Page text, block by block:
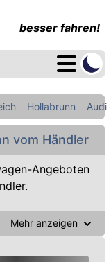
besser fahren!
Hollabrunn Audi
vom Händler
Angeboten
Mehr anzeigen